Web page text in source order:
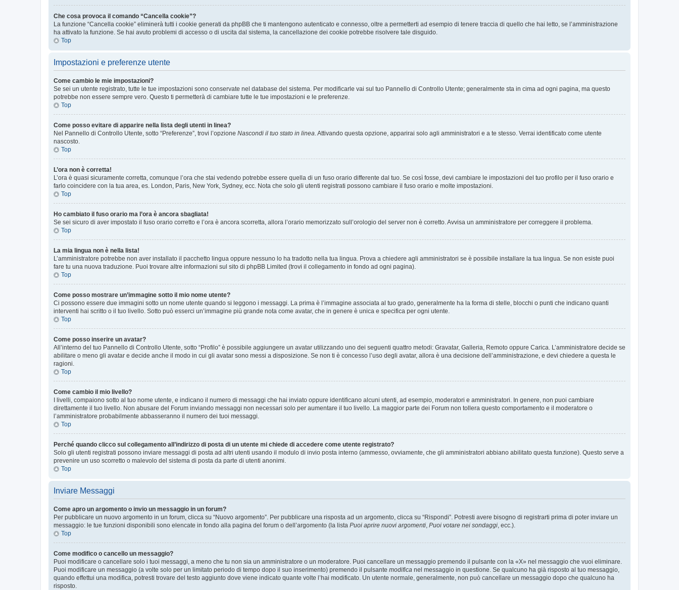
Che cosa provoca il comando “Cancella cookie”?
La funzione “Cancella cookie” eliminerà tutti i cookie generati da phpBB che ti mantengono autenticato e connesso, oltre a permetterti ad esempio di tenere traccia di quello che hai letto, se l’amministrazione
ha attivato la funzione. Se hai avuto problemi di accesso o di uscita dal sistema, la cancellazione dei cookie potrebbe risolvere tale disguido.
Top
Impostazioni e preferenze utente
Come cambio le mie impostazioni?
Se sei un utente registrato, tutte le tue impostazioni sono conservate nel database del sistema. Per modificarle vai sul tuo Pannello di Controllo Utente; generalmente sta in cima ad ogni pagina, ma questo
potrebbe non essere sempre vero. Questo ti permetterà di cambiare tutte le tue impostazioni e le preferenze.
Top
Come posso evitare di apparire nella lista degli utenti in linea?
Nel Pannello di Controllo Utente, sotto “Preferenze”, trovi l’opzione Nascondi il tuo stato in linea. Attivando questa opzione, apparirai solo agli amministratori e a te stesso. Verrai identificato come utente
nascosto.
Top
L’ora non è corretta!
L’ora è quasi sicuramente corretta, comunque l’ora che stai vedendo potrebbe essere quella di un fuso orario differente dal tuo. Se così fosse, devi cambiare le impostazioni del tuo profilo per il fuso orario e
farlo coincidere con la tua area, es. London, Paris, New York, Sydney, ecc. Nota che solo gli utenti registrati possono cambiare il fuso orario e molte impostazioni.
Top
Ho cambiato il fuso orario ma l’ora è ancora sbagliata!
Se sei sicuro di aver impostato il fuso orario corretto e l’ora è ancora scorretta, allora l’orario memorizzato sull’orologio del server non è corretto. Avvisa un amministratore per correggere il problema.
Top
La mia lingua non è nella lista!
L’amministratore potrebbe non aver installato il pacchetto lingua oppure nessuno lo ha tradotto nella tua lingua. Prova a chiedere agli amministratori se è possibile installare la tua lingua. Se non esiste puoi
fare tu una nuova traduzione. Puoi trovare altre informazioni sul sito di phpBB Limited (trovi il collegamento in fondo ad ogni pagina).
Top
Come posso mostrare un’immagine sotto il mio nome utente?
Ci possono essere due immagini sotto un nome utente quando si leggono i messaggi. La prima è l’immagine associata al tuo grado, generalmente ha la forma di stelle, blocchi o punti che indicano quanti
interventi hai scritto o il tuo livello. Sotto può esserci un’immagine più grande nota come avatar, che in genere è unica e specifica per ogni utente.
Top
Come posso inserire un avatar?
All’interno del tuo Pannello di Controllo Utente, sotto “Profilo” è possibile aggiungere un avatar utilizzando uno dei seguenti quattro metodi: Gravatar, Galleria, Remoto oppure Carica. L’amministratore decide se
abilitare o meno gli avatar e decide anche il modo in cui gli avatar sono messi a disposizione. Se non ti è concesso l’uso degli avatar, allora è una decisione dell’amministrazione, e devi chiedere a questa le
ragioni.
Top
Come cambio il mio livello?
I livelli, compaiono sotto al tuo nome utente, e indicano il numero di messaggi che hai inviato oppure identificano alcuni utenti, ad esempio, moderatori e amministratori. In genere, non puoi cambiare
direttamente il tuo livello. Non abusare del Forum inviando messaggi non necessari solo per aumentare il tuo livello. La maggior parte dei Forum non tollera questo comportamento e il moderatore o
l’amministratore probabilmente abbasseranno il numero dei tuoi messaggi.
Top
Perché quando clicco sul collegamento all’indirizzo di posta di un utente mi chiede di accedere come utente registrato?
Solo gli utenti registrati possono inviare messaggi di posta ad altri utenti usando il modulo di invio posta interno (ammesso, ovviamente, che gli amministratori abbiano abilitato questa funzione). Questo serve a
prevenire un uso scorretto o malevolo del sistema di posta da parte di utenti anonimi.
Top
Inviare Messaggi
Come apro un argomento o invio un messaggio in un forum?
Per pubblicare un nuovo argomento in un forum, clicca su “Nuovo argomento”. Per pubblicare una risposta ad un argomento, clicca su “Rispondi”. Potresti avere bisogno di registrarti prima di poter inviare un
messaggio: le tue funzioni disponibili sono elencate in fondo alla pagina del forum o dell’argomento (la lista Puoi aprire nuovi argomenti, Puoi votare nei sondaggi, ecc.).
Top
Come modifico o cancello un messaggio?
Puoi modificare o cancellare solo i tuoi messaggi, a meno che tu non sia un amministratore o un moderatore. Puoi cancellare un messaggio premendo il pulsante con la «X» nel messaggio che vuoi eliminare.
Puoi modificare un messaggio (a volte solo per un limitato periodo di tempo dopo il suo inserimento) premendo il pulsante modifica nel messaggio in questione. Se qualcuno ha già risposto al tuo messaggio,
quando effettui una modifica, potresti trovare del testo aggiunto dove viene indicato quante volte l’hai modificato. Un utente normale, generalmente, non può cancellare un messaggio dopo che qualcuno ha
risposto.